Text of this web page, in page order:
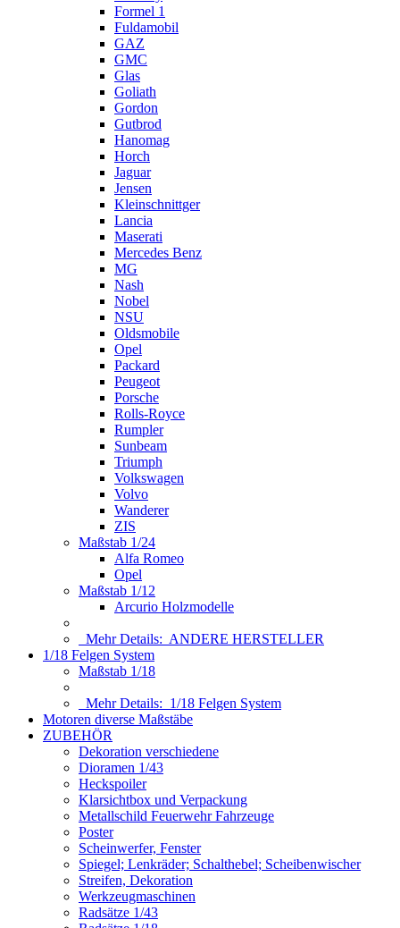
Formel 1
Fuldamobil
GAZ
GMC
Glas
Goliath
Gordon
Gutbrod
Hanomag
Horch
Jaguar
Jensen
Kleinschnittger
Lancia
Maserati
Mercedes Benz
MG
Nash
Nobel
NSU
Oldsmobile
Opel
Packard
Peugeot
Porsche
Rolls-Royce
Rumpler
Sunbeam
Triumph
Volkswagen
Volvo
Wanderer
ZIS
Maßstab 1/24
Alfa Romeo
Opel
Maßstab 1/12
Arcurio Holzmodelle
Mehr Details: ANDERE HERSTELLER
1/18 Felgen System
Maßstab 1/18
Mehr Details: 1/18 Felgen System
Motoren diverse Maßstäbe
ZUBEHÖR
Dekoration verschiedene
Dioramen 1/43
Heckspoiler
Klarsichtbox und Verpackung
Metallschild Feuerwehr Fahrzeuge
Poster
Scheinwerfer, Fenster
Spiegel; Lenkräder; Schalthebel; Scheibenwischer
Streifen, Dekoration
Werkzeugmaschinen
Radsätze 1/43